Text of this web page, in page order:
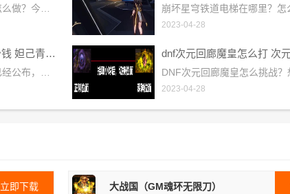
2023-04-28
王者荣耀妲己九尾狐皮肤多少钱 妲己青丘九尾皮肤价格介绍
2023-04-28
立即下载 大战国（GM魂环无限刀）